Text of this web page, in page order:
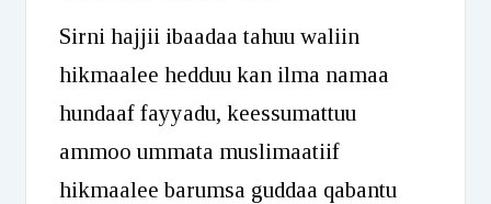
Sirni hajjii ibaadaa tahuu waliin
hikmaalee hedduu kan ilma namaa
hundaaf fayyadu, keessumattuu
ammoo ummata muslimaatiif
hikmaalee barumsa guddaa qabantu